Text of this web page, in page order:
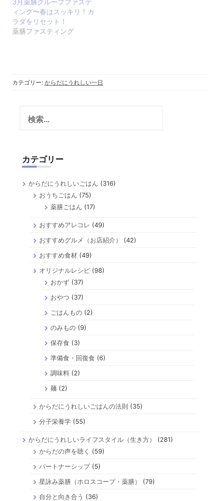
3月薬膳グループファステ
ィング〜春はスッキリ！カ
ラダをリセット！
薬膳ファスティング
カテゴリー: からだにうれしい一日
カテゴリー
からだにうれしいごはん (316)
おうちごはん (75)
薬膳ごはん (17)
おすすめアレコレ (49)
おすすめグルメ（お店紹介）
(42)
おすすめ食材 (49)
オリジナルレシピ (98)
おかず(37)
おやつ (37)
ごはんもの(2)
のみもの(9)
保存食 (3)
準備食・回復食 (6)
調味料(2)
麺 (2)
からだにうれしいごはんの法則 (35)
分子栄養学 (55)
からだにうれしいライフスタイル（生き方）
(281)
からだの声を聴く
(59)
パートナーシップ(5)
星詠み薬膳（ホロスコープ・薬膳）
(79)
自分と向き合う (36)